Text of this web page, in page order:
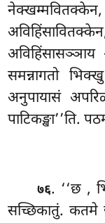
समन्नागतो
अनुपायासं
पाटिकङ्खा’’ति.
७६. ‘‘छ ,
सच्छिकातुं. कतमे